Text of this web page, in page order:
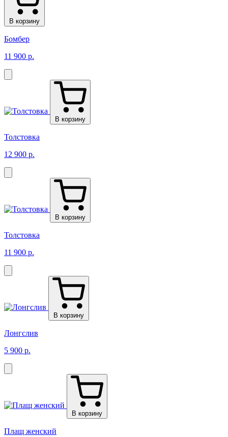
В корзину
Бомбер
11 900 р.
В корзину
Толстовка
12 900 р.
В корзину
Толстовка
11 900 р.
В корзину
Лонгслив
5 900 р.
В корзину
Плащ женский